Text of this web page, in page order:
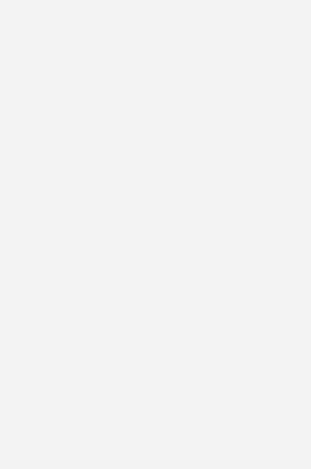
Retrofit
wurden 136 Raumlufttechnische (RLT-)
ermittelt, bei denen ein Retrofit infrage
der verbauten Ventilatoren arbeiteten
einen, weil die Anlagen im noch relativ
2007 in Betrieb gingen, zum anderen,
vor einigen Jahren ein Upgrade auf
erfahren hatten. Doch auch der
aus energetischer Sicht durchaus Sinn: je
bis zu 12 Prozent Energie eingespart
ein einfacher Austausch, da die
identisch sind und dass keine
erfolgen müssen, weil
Steuerleitungen übernommen werden.
bringt noch weitere